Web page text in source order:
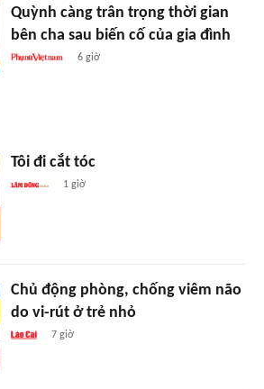
Quỳnh càng trân trọng thời gian
bên cha sau biến cố của gia đình
6 giờ
Tôi đi cắt tóc
1 giờ
Chủ động phòng, chống viêm não
do vi-rút ở trẻ nhỏ
7 giờ